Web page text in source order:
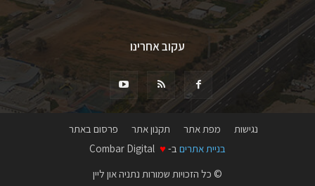
עקוב אחרינו
נגישות מפת אתר תקנון אתר
פרסום באתר
בניית אתרים ב- ♥
© כל הזכויות שמורות נתניה און ליין